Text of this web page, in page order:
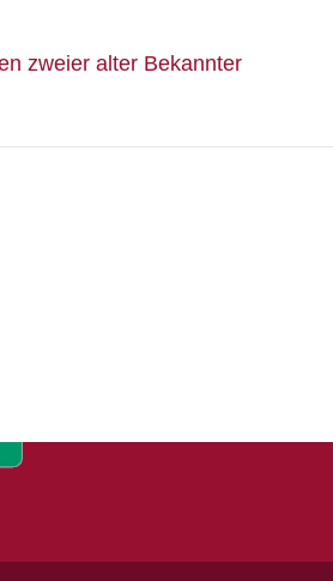
zweier alter Bekannter